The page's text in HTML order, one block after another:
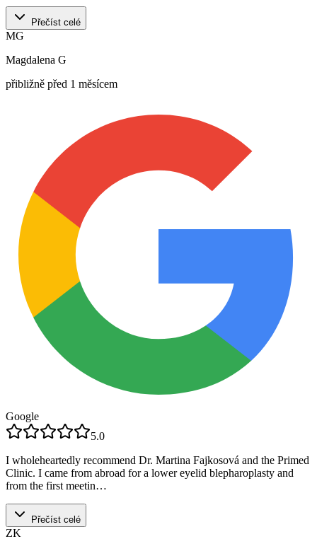
Přečíst celé
MG
Magdalena G
přibližně před 1 měsícem
Google
5.0
I wholeheartedly recommend Dr. Martina Fajkosová and the Primed
Clinic. I came from abroad for a lower eyelid blepharoplasty and
from the first meetin…
Přečíst celé
ZK